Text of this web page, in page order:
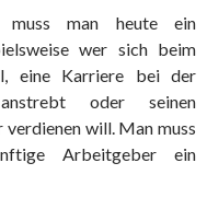
muss man heute ein
wer sich beim
eine Karriere bei der
oder seinen
will. Man muss
Arbeitgeber ein